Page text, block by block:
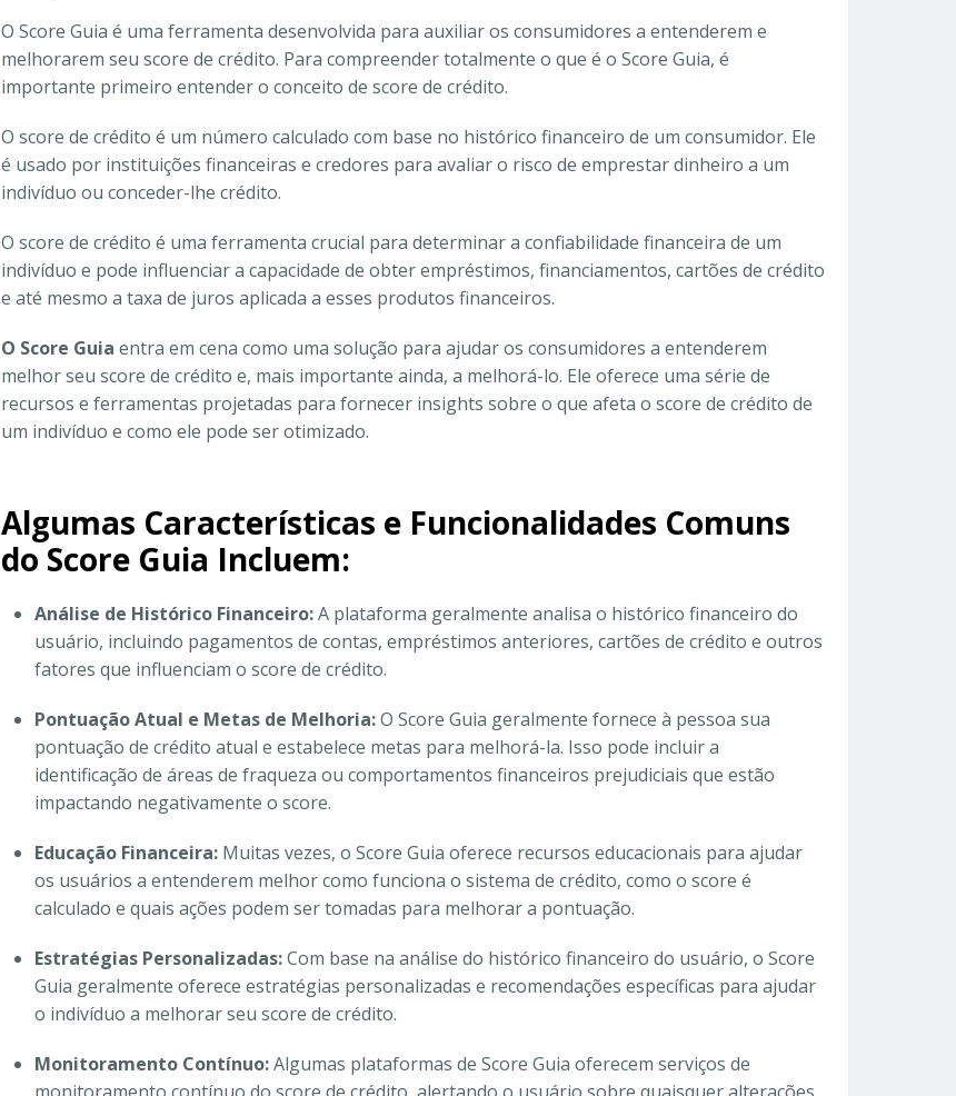
O Score Guia é uma ferramenta desenvolvida para auxiliar os consumidores a entenderem e
melhorarem seu score de crédito. Para compreender totalmente o que é o Score Guia, é
importante primeiro entender o conceito de score de crédito.
O score de crédito é um número calculado com base no histórico financeiro de um consumidor. Ele
é usado por instituições financeiras e credores para avaliar o risco de emprestar dinheiro a um
indivíduo ou conceder-lhe crédito.
O score de crédito é uma ferramenta crucial para determinar a confiabilidade financeira de um
indivíduo e pode influenciar a capacidade de obter empréstimos, financiamentos, cartões de crédito
e até mesmo a taxa de juros aplicada a esses produtos financeiros.
O Score Guia entra em cena como uma solução para ajudar os consumidores a entenderem
melhor seu score de crédito e, mais importante ainda, a melhorá-lo. Ele oferece uma série de
recursos e ferramentas projetadas para fornecer insights sobre o que afeta o score de crédito de
um indivíduo e como ele pode ser otimizado.
Algumas Características e Funcionalidades Comuns
do Score Guia Incluem:
Análise de Histórico Financeiro:A plataforma geralmente analisa o histórico financeiro do
usuário, incluindo pagamentos de contas, empréstimos anteriores, cartões de crédito e outros
fatores que influenciam o score de crédito.
Pontuação Atual e Metas de Melhoria:O Score Guia geralmente fornece à pessoa sua
pontuação de crédito atual e estabelece metas para melhorá-la. Isso pode incluir a
identificação de áreas de fraqueza ou comportamentos financeiros prejudiciais que estão
impactando negativamente o score.
Educação Financeira: Muitas vezes, o Score Guia oferece recursos educacionais para ajudar
os usuários a entenderem melhor como funciona o sistema de crédito, como o score é
calculado e quais ações podem ser tomadas para melhorar a pontuação.
Estratégias Personalizadas:Com base na análise do histórico financeiro do usuário, o Score
Guia geralmente oferece estratégias personalizadas e recomendações específicas para ajudar
o indivíduo a melhorar seu score de crédito.
Monitoramento Contínuo:Algumas plataformas de Score Guia oferecem serviços de